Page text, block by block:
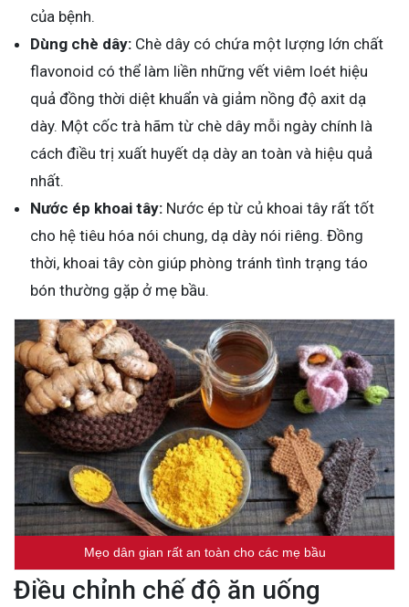
của bệnh.
Dùng chè dây: Chè dây có chứa một lượng lớn chất
flavonoid có thể làm liền những vết viêm loét hiệu
quả đồng thời diệt khuẩn và giảm nồng độ axit dạ
dày. Một cốc trà hãm từ chè dây mỗi ngày chính là
cách điều trị xuất huyết dạ dày an toàn và hiệu quả
nhất.
Nước ép khoai tây: Nước ép từ củ khoai tây rất tốt
cho hệ tiêu hóa nói chung, dạ dày nói riêng. Đồng
thời, khoai tây còn giúp phòng tránh tình trạng táo
bón thường gặp ở mẹ bầu.
Mẹo dân gian rất an toàn cho các mẹ bầu
Điều chỉnh chế độ ăn uống